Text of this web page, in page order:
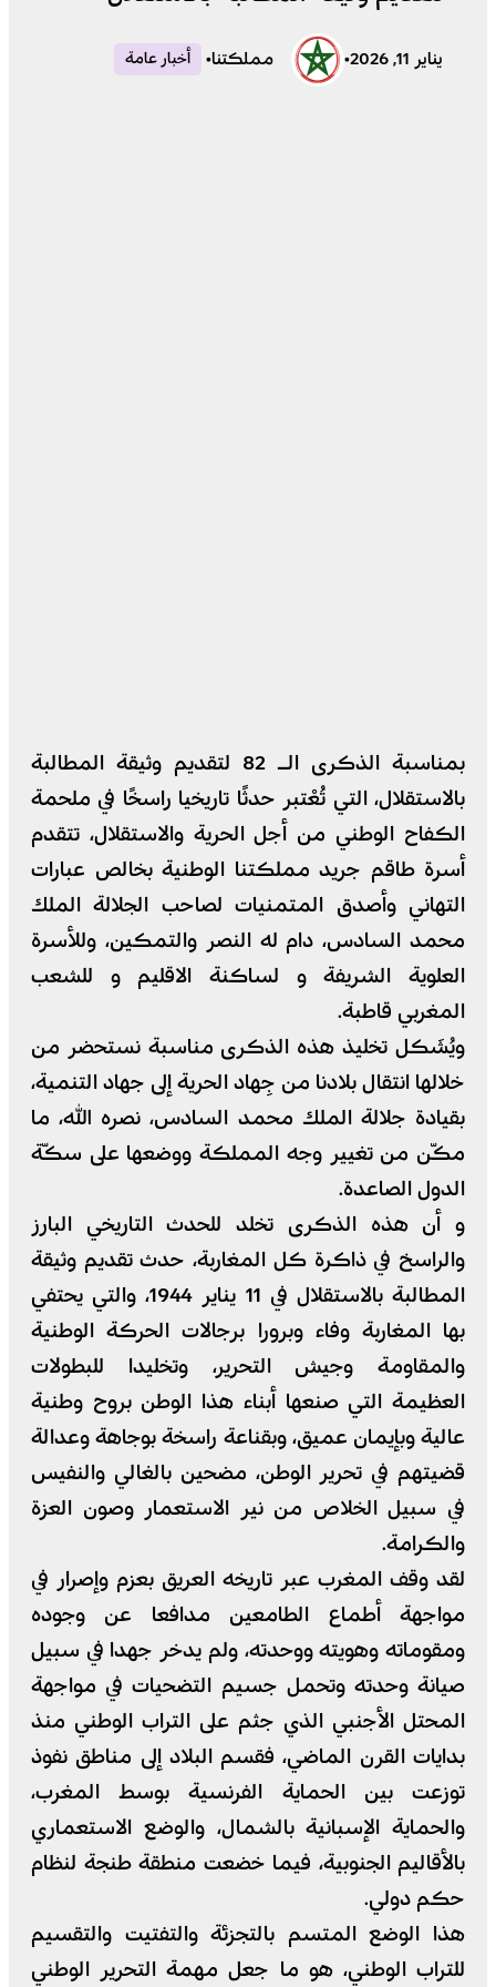
يناير 11, 2026 • مملكتنا• أخبار عامة
بمناسبة الذكرى الـ 82 لتقديم وثيقة المطالبة
بالاستقلال، التي تُعْتبر حدثًا تاريخيا راسخًا في ملحمة
الكفاح الوطني من أجل الحرية والاستقلال، تتقدم
أسرة طاقم جريد مملكتنا الوطنية بخالص عبارات
التهاني وأصدق المتمنيات لصاحب الجلالة الملك
محمد السادس، دام له النصر والتمكين، وللأسرة
العلوية الشريفة و لساكنة الاقليم و للشعب
المغربي قاطبة.
ويُشَكل تخليذ هذه الذكرى مناسبة نستحضر من
خلالها انتقال بلادنا من جِهاد الحرية إلى جهاد التنمية،
بقيادة جلالة الملك محمد السادس، نصره الله، ما
مكّن من تغيير وجه المملكة ووضعها على سكّة
الدول الصاعدة.
و أن هذه الذكرى تخلد للحدث التاريخي البارز
والراسخ في ذاكرة كل المغاربة، حدث تقديم وثيقة
المطالبة بالاستقلال في 11 يناير 1944، والتي يحتفي
بها المغاربة وفاء وبرورا برجالات الحركة الوطنية
والمقاومة وجيش التحرير، وتخليدا للبطولات
العظيمة التي صنعها أبناء هذا الوطن بروح وطنية
عالية وبإيمان عميق، وبقناعة راسخة بوجاهة وعدالة
قضيتهم في تحرير الوطن، مضحين بالغالي والنفيس
في سبيل الخلاص من نير الاستعمار وصون العزة
والكرامة.
لقد وقف المغرب عبر تاريخه العريق بعزم وإصرار في
مواجهة أطماع الطامعين مدافعا عن وجوده
ومقوماته وهويته ووحدته، ولم يدخر جهدا في سبيل
صيانة وحدته وتحمل جسيم التضحيات في مواجهة
المحتل الأجنبي الذي جثم على التراب الوطني منذ
بدايات القرن الماضي، فقسم البلاد إلى مناطق نفوذ
توزعت بين الحماية الفرنسية بوسط المغرب،
والحماية الإسبانية بالشمال، والوضع الاستعماري
بالأقاليم الجنوبية، فيما خضعت منطقة طنجة لنظام
حكم دولي.
هذا الوضع المتسم بالتجزئة والتفتيت والتقسيم
للتراب الوطني، هو ما جعل مهمة التحرير الوطني